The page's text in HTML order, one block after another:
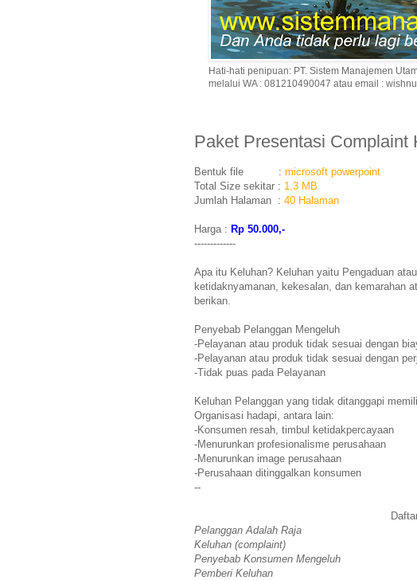
Hati-hati penipuan: PT. Sistem Manajemen
melalui WA : 081210490047 atau email :
Paket Presentasi Complaint
Bentuk file : microsoft powerpoint
Total Size sekitar : 1,3 MB
Jumlah Halaman : 40 Halaman
Harga : Rp 50.000,-
-------------
Apa itu Keluhan? Keluhan yaitu Pengaduan
ketidaknyamanan, kekesalan, dan kemarahan
berikan.
Penyebab Pelanggan Mengeluh
-Pelayanan atau produk tidak sesuai dengan
-Pelayanan atau produk tidak sesuai dengan
-Tidak puas pada Pelayanan
Keluhan Pelanggan yang tidak ditanggapi
Organisasi hadapi, antara lain:
-Konsumen resah, timbul ketidakpercayaan
-Menurunkan profesionalisme perusahaan
-Menurunkan image perusahaan
-Perusahaan ditinggalkan konsumen
--
Pelanggan Adalah Raja
Keluhan (complaint)
Penyebab Konsumen Mengeluh
Pemberi Keluhan